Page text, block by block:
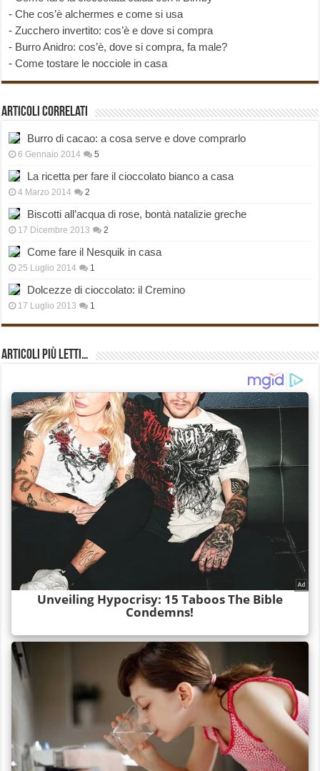
-Che cos’è alchermes e come si usa
-Zucchero invertito: cos’è e dove si compra
- Burro Anidro: cos’è, dove si compra, fa male?
-Come tostare le nocciole in casa
Articoli correlati
Burro di cacao: a cosa serve e dove comprarlo
6 Gennaio 2014 5
La ricetta per fare il cioccolato bianco a casa
4 Marzo 2014 2
Biscotti all’acqua di rose, bontà natalizie greche
17 Dicembre 2013 2
Come fare il Nesquik in casa
25 Luglio 2014 1
Dolcezze di cioccolato: il Cremino
17 Luglio 2013 1
Articoli più Letti…